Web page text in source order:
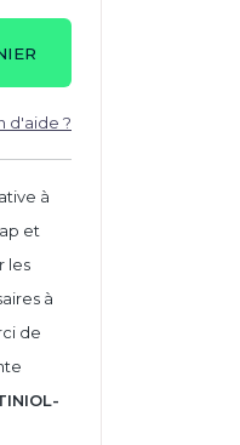
d'aide ?
à
et
les
à
de